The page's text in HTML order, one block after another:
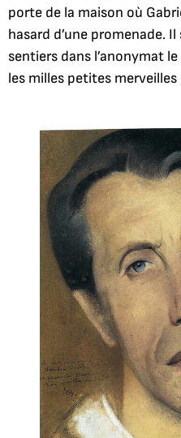
porte de la maison où
hasard d’une promenade.
sentiers dans l’anonymat
les milles petites